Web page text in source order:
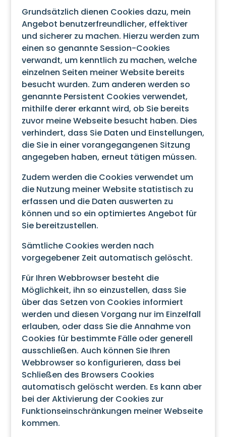
Grundsätzlich dienen Cookies dazu, mein
Angebot benutzerfreundlicher, effektiver
und sicherer zu machen. Hierzu werden zum
einen so genannte Session-Cookies
verwandt, um kenntlich zu machen, welche
einzelnen Seiten meiner Website bereits
besucht wurden. Zum anderen werden so
genannte Persistent Cookies verwendet,
mithilfe derer erkannt wird, ob Sie bereits
zuvor meine Webseite besucht haben. Dies
verhindert, dass Sie Daten und Einstellungen,
die Sie in einer vorangegangenen Sitzung
angegeben haben, erneut tätigen müssen.
Zudem werden die Cookies verwendet um
die Nutzung meiner Website statistisch zu
erfassen und die Daten auswerten zu
können und so ein optimiertes Angebot für
Sie bereitzustellen.
Sämtliche Cookies werden nach
vorgegebener Zeit automatisch gelöscht.
Für Ihren Webbrowser besteht die
Möglichkeit, ihn so einzustellen, dass Sie
über das Setzen von Cookies informiert
werden und diesen Vorgang nur im Einzelfall
erlauben, oder dass Sie die Annahme von
Cookies für bestimmte Fälle oder generell
ausschließen. Auch können Sie Ihren
Webbrowser so konfigurieren, dass bei
Schließen des Browsers Cookies
automatisch gelöscht werden. Es kann aber
bei der Aktivierung der Cookies zur
Funktionseinschränkungen meiner Webseite
kommen.